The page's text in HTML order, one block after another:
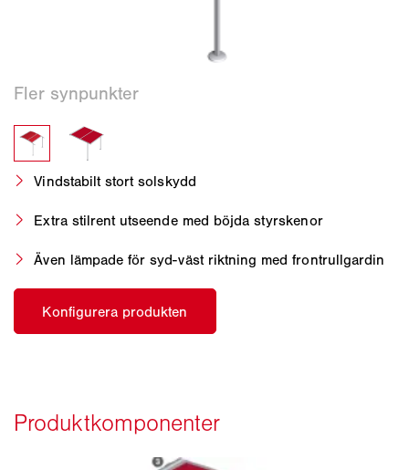
Vindstabilt stort solskydd
Extra stilrent utseende med böjda styrskenor
Även lämpade för syd-väst riktning med frontrullgardin